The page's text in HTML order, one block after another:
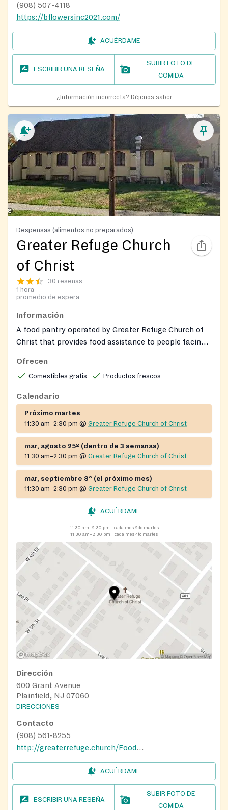
(908) 507-4118
https://bflowersinc2021.com/
ACUÉRDAME
ESCRIBIR UNA RESEÑA
SUBIR FOTO DE
COMIDA
¿Información incorrecta? Déjenos saber
Despensas (alimentos no preparados)
Greater Refuge Church
of Christ
30 reseñas
1 hora
promedio de espera
Información
A food pantry operated by Greater Refuge Church of
Christ that provides food assistance to people facing
Ofrecen
Comestibles gratis Productos frescos
Calendario
Próximo martes
11:30 am–2:30 pm @ Greater Refuge Church of Christ
mar, agosto 25º (dentro de 3 semanas)
11:30 am–2:30 pm @ Greater Refuge Church of Christ
mar, septiembre 8º (el próximo mes)
11:30 am–2:30 pm @ Greater Refuge Church of Christ
ACUÉRDAME
11:30 am–2:30 pm
cada mes 2do martes
11:30 am–2:30 pm
cada mes 4to martes
Dirección
600 Grant Avenue
Plainfield, NJ 07060
DIRECCIONES
Contacto
(908) 561-8255
http://greaterrefuge.church/FoodPantry.aspx
ACUÉRDAME
ESCRIBIR UNA RESEÑA
SUBIR FOTO DE
COMIDA